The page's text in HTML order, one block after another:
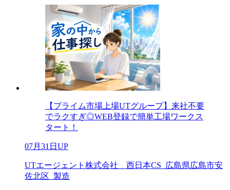
【プライム市場上場UTグループ】来社不要
でラクすぎ◎WEB登録で簡単工場ワークス
タート！
07月31日UP
UTエージェント株式会社 西日本CS_広島県広島市安
佐北区_製造